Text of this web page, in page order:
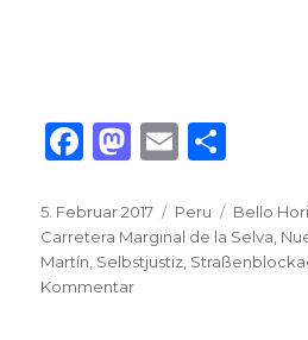
F
c
e
b
M
to
d
o
E
ai
l
le
n
Veröffentlicht
am
5. Februar 2017 Kategorien
Peru Bello
Carretera Marginal de la Selva
Martín Selbstjustiz
Kommentarzu